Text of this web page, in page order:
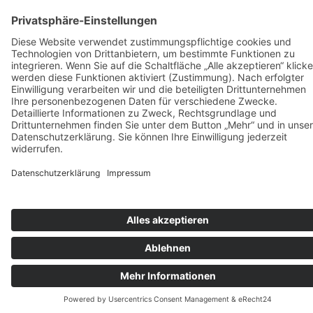
gewählt
werden